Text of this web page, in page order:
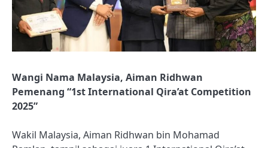
Wangi Nama Malaysia, Aiman ​​Ridhwan
Pemenang “1st International Qira’at Competition
2025”
Wakil Malaysia, Aiman ​​Ridhwan bin Mohamad